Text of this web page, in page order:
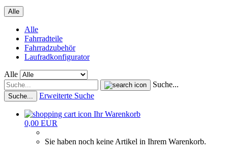
Alle
Alle
Fahrradteile
Fahrradzubehör
Laufradkonfigurator
Alle
Suche...
Suche... Erweiterte Suche
Ihr Warenkorb
0,00 EUR
Sie haben noch keine Artikel in Ihrem Warenkorb.